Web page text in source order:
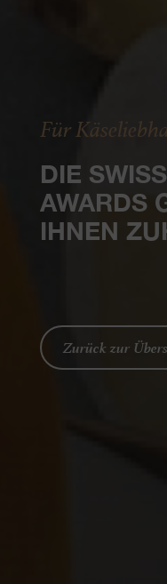
Für
DIE
AWARDS
IHNEN
Zurück zur